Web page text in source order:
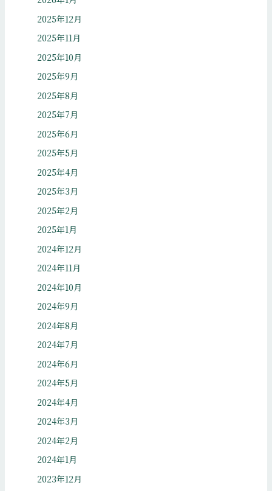
2025年12月
2025年11月
2025年10月
2025年9月
2025年8月
2025年7月
2025年6月
2025年5月
2025年4月
2025年3月
2025年2月
2025年1月
2024年12月
2024年11月
2024年10月
2024年9月
2024年8月
2024年7月
2024年6月
2024年5月
2024年4月
2024年3月
2024年2月
2024年1月
2023年12月